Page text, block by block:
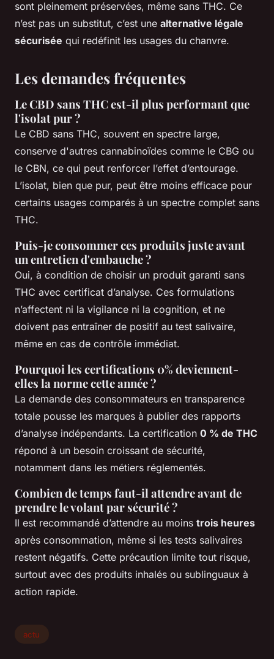
sont pleinement préservées, même sans THC. Ce
n’est pas un substitut, c’est une alternative légale
sécurisée qui redéfinit les usages du chanvre.
Les demandes fréquentes
Le CBD sans THC est-il plus performant que
l'isolat pur ?
Le CBD sans THC, souvent en spectre large,
conserve d'autres cannabinoïdes comme le CBG ou
le CBN, ce qui peut renforcer l’effet d’entourage.
L’isolat, bien que pur, peut être moins efficace pour
certains usages comparés à un spectre complet sans
THC.
Puis-je consommer ces produits juste avant
un entretien d'embauche ?
Oui, à condition de choisir un produit garanti sans
THC avec certificat d’analyse. Ces formulations
n’affectent ni la vigilance ni la cognition, et ne
doivent pas entraîner de positif au test salivaire,
même en cas de contrôle immédiat.
Pourquoi les certifications 0% deviennent-
elles la norme cette année ?
La demande des consommateurs en transparence
totale pousse les marques à publier des rapports
d’analyse indépendants. La certification 0 % de THC
répond à un besoin croissant de sécurité,
notamment dans les métiers réglementés.
Combien de temps faut-il attendre avant de
prendre le volant par sécurité ?
Il est recommandé d’attendre au moins trois heures
après consommation, même si les tests salivaires
restent négatifs. Cette précaution limite tout risque,
surtout avec des produits inhalés ou sublinguaux à
action rapide.
actu